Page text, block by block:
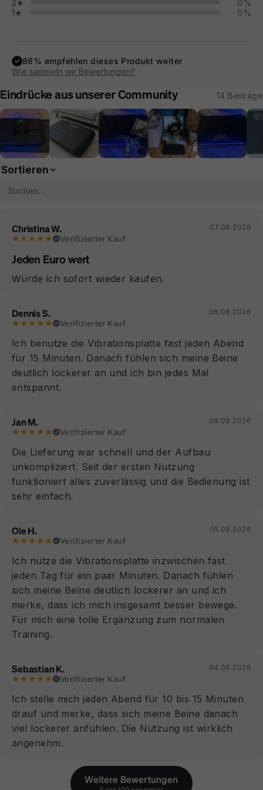
2★
0%
1★
0%
✓ 86% empfehlen dieses Produkt weiter
Wie sammeln wir Bewertungen?
Eindrücke aus unserer Community 14 Beiträge
Sortieren
Christina W.
★★★★★ Verifizierter Kauf
07.08.2026
Jeden Euro wert
Würde ich sofort wieder kaufen.
Dennis S.
★★★★★ Verifizierter Kauf
06.08.2026
Ich benutze die Vibrationsplatte fast jeden Abend
für 15 Minuten. Danach fühlen sich meine Beine
deutlich lockerer an und ich bin jedes Mal
entspannt.
Jan M.
★★★★★ Verifizierter Kauf
06.08.2026
Die Lieferung war schnell und der Aufbau
unkompliziert. Seit der ersten Nutzung
funktioniert alles zuverlässig und die Bedienung ist
sehr einfach.
Ole H.
★★★★★ Verifizierter Kauf
05.08.2026
Ich nutze die Vibrationsplatte inzwischen fast
jeden Tag für ein paar Minuten. Danach fühlen
sich meine Beine deutlich lockerer an und ich
merke, dass ich mich insgesamt besser bewege.
Für mich eine tolle Ergänzung zum normalen
Training.
Sebastian K.
★★★★★ Verifizierter Kauf
04.08.2026
Ich stelle mich jeden Abend für 10 bis 15 Minuten
drauf und merke, dass sich meine Beine danach
viel lockerer anfühlen. Die Nutzung ist wirklich
angenehm.
Weitere Bewertungen